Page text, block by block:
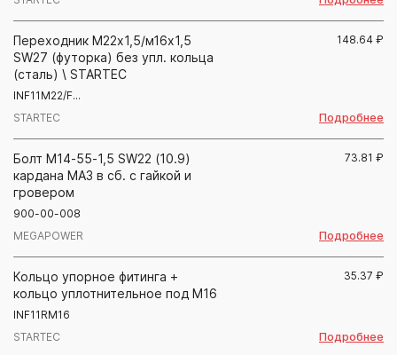
Переходник М22х1,5/м16х1,5
SW27 (футорка) без упл. кольца
(сталь) \ STARTEC
INF11M22/F...
STARTEC
148.64 ₽
Подробнее
Болт М14-55-1,5 SW22 (10.9)
кардана МАЗ в сб. с гайкой и
гровером
900-00-008
MEGAPOWER
73.81 ₽
Подробнее
Кольцо упорное фитинга +
кольцо уплотнительное под М16
INF11RM16
STARTEC
35.37 ₽
Подробнее